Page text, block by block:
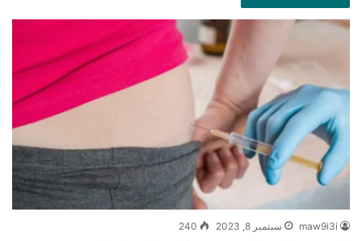
maw9i3i سبتمبر 8, 2023 240